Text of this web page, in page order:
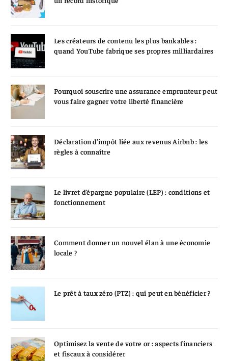
Les créateurs de contenu les plus bankables :
quand YouTube fabrique ses propres milliardaires
Pourquoi souscrire une assurance emprunteur peut
vous faire gagner votre liberté financière
Déclaration d’impôt liée aux revenus Airbnb : les
règles à connaître
Le livret d’épargne populaire (LEP) : conditions et
fonctionnement
Comment donner un nouvel élan à une économie
locale ?
Le prêt à taux zéro (PTZ) : qui peut en bénéficier ?
Optimisez la vente de votre or : aspects financiers
et fiscaux à considérer